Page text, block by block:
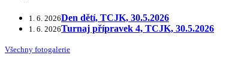
1. 6. 2026Den dětí, TCJK, 30.5.2026
1. 6. 2026Turnaj přípravek 4, TCJK, 30.5.2026
Všechny fotogalerie